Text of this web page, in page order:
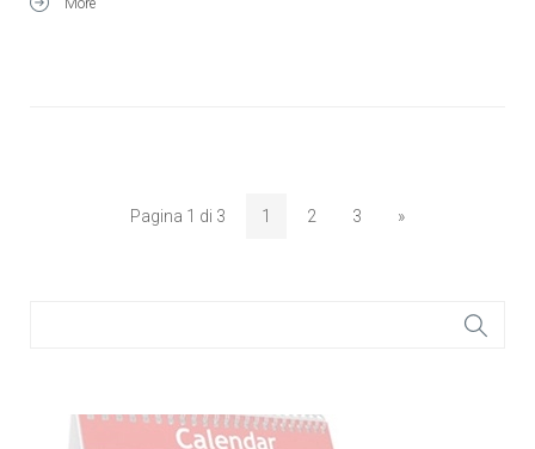
More
Pagina 1 di 3 1 2 3 »